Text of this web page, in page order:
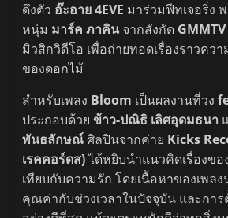
ดึงตัว อ๊ะอาย 4EVE มาร่วมฟีทเจอริ่ง
หนุ่ม มาร์ค ภาคินจากสังกัด GMMTV
มิวสิกวิดีโอ เพื่อถ่ายทอดเรื่องราวคว
ของดอกไม้
สำหรับเพลง Bloom เป็นผลงานที่วง
ประกอบด้วยข้าว-ปณิธิ เลิศอุดมธนา
พันธลักษณ์ศิลปินจากค่าย Kicks
เรคคอร์ดส)ได้หยิบนำแนวคิดเรื่องขอ
เทียบกับความรัก โดยเนื้อหาของเพล
คุณค่ากับช่วงเวลาในปัจจุบัน และกา